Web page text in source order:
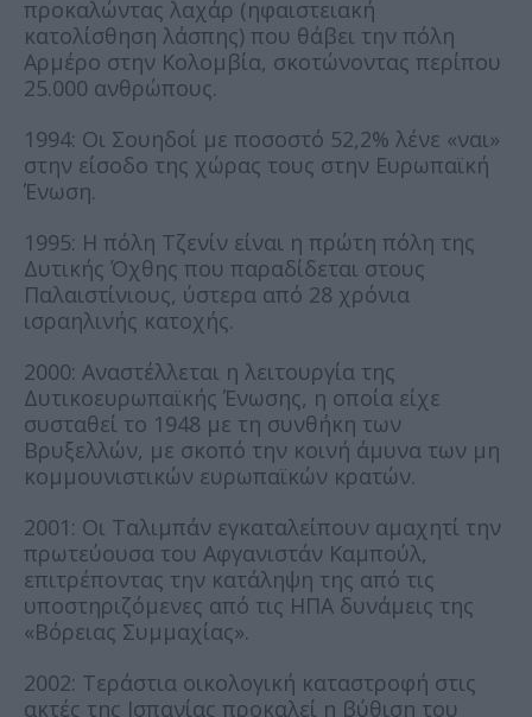
προκαλώντας λαχάρ (ηφαιστειακή
κατολίσθηση λάσπης) που θάβει την πόλη
Αρμέρο στην Κολομβία, σκοτώνοντας περίπου
25.000 ανθρώπους.
1994: Οι Σουηδοί με ποσοστό 52,2% λένε «ναι»
στην είσοδο της χώρας τους στην Ευρωπαϊκή
Ένωση.
1995: Η πόλη Τζενίν είναι η πρώτη πόλη της
Δυτικής Όχθης που παραδίδεται στους
Παλαιστίνιους, ύστερα από 28 χρόνια
ισραηλινής κατοχής.
2000: Αναστέλλεται η λειτουργία της
Δυτικοευρωπαϊκής Ένωσης, η οποία είχε
συσταθεί το 1948 με τη συνθήκη των
Βρυξελλών, με σκοπό την κοινή άμυνα των μη
κομμουνιστικών ευρωπαϊκών κρατών.
2001: Οι Ταλιμπάν εγκαταλείπουν αμαχητί την
πρωτεύουσα του Αφγανιστάν Καμπούλ,
επιτρέποντας την κατάληψη της από τις
υποστηριζόμενες από τις ΗΠΑ δυνάμεις της
«Βόρειας Συμμαχίας».
2002: Τεράστια οικολογική καταστροφή στις
ακτές της Ισπανίας προκαλεί η βύθιση του